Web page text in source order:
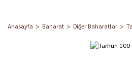
Anasayfa Baharat Diğer Baharatlar